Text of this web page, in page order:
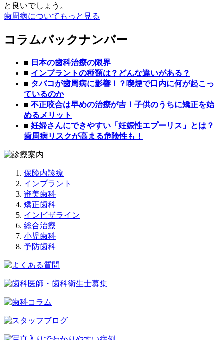
と良いでしょう。
歯周病についてもっと見る
コラムバックナンバー
■ 日本の歯科治療の限界
■ インプラントの種類は？どんな違いがある？
■ タバコが歯周病に影響！？喫煙で口内に何が起こっ
ているのか
■ 不正咬合は早めの治療が吉！子供のうちに矯正を始
めるメリット
■ 妊婦さんにできやすい「妊娠性エプーリス」とは？
歯周病リスクが高まる危険性も！
保険内診療
インプラント
審美歯科
矯正歯科
インビザライン
総合治療
小児歯科
予防歯科